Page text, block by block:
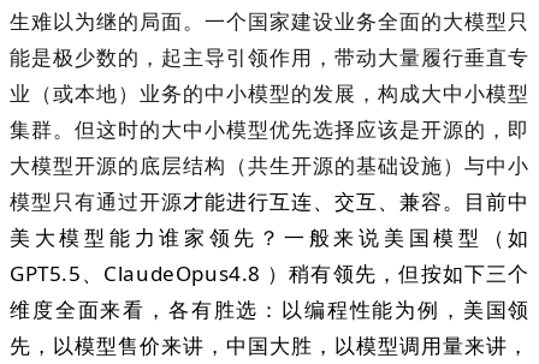
生难以为继的局面。一个国家建设业务全面的大模型只
能是极少数的，起主导引领作用，带动大量履行垂直专
业（或本地）业务的中小模型的发展，构成大中小模型
集群。但这时的大中小模型优先选择应该是开源的，即
大模型开源的底层结构（共生开源的基础设施）与中小
模型只有通过开源才能进行互连、交互、兼容。目前中
美大模型能力谁家领先？一般来说美国模型（如
GPT5.5、ClaudeOpus4.8 ）稍有领先，但按如下三个
维度全面来看，各有胜选：以编程性能为例，美国领
先，以模型售价来讲，中国大胜，以模型调用量来讲，